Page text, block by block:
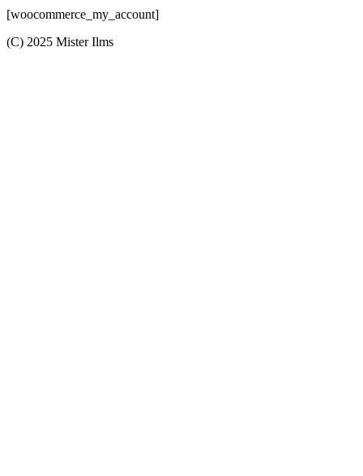
[woocommerce_my_account]
(C) 2025 Mister Ilms